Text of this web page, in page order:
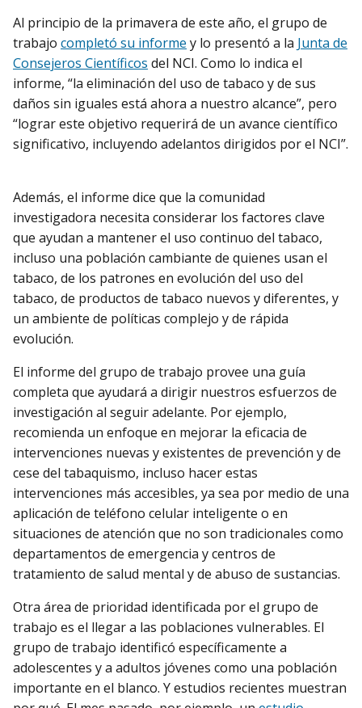
Al principio de la primavera de este año, el grupo de
trabajo completó su informe y lo presentó a la Junta de
Consejeros Científicos del NCI. Como lo indica el
informe, “la eliminación del uso de tabaco y de sus
daños sin iguales está ahora a nuestro alcance”, pero
“lograr este objetivo requerirá de un avance científico
significativo, incluyendo adelantos dirigidos por el NCI”.
Además, el informe dice que la comunidad
investigadora necesita considerar los factores clave
que ayudan a mantener el uso continuo del tabaco,
incluso una población cambiante de quienes usan el
tabaco, de los patrones en evolución del uso del
tabaco, de productos de tabaco nuevos y diferentes, y
un ambiente de políticas complejo y de rápida
evolución.
El informe del grupo de trabajo provee una guía
completa que ayudará a dirigir nuestros esfuerzos de
investigación al seguir adelante. Por ejemplo,
recomienda un enfoque en mejorar la eficacia de
intervenciones nuevas y existentes de prevención y de
cese del tabaquismo, incluso hacer estas
intervenciones más accesibles, ya sea por medio de una
aplicación de teléfono celular inteligente o en
situaciones de atención que no son tradicionales como
departamentos de emergencia y centros de
tratamiento de salud mental y de abuso de sustancias.
Otra área de prioridad identificada por el grupo de
trabajo es el llegar a las poblaciones vulnerables. El
grupo de trabajo identificó específicamente a
adolescentes y a adultos jóvenes como una población
importante en el blanco. Y estudios recientes muestran